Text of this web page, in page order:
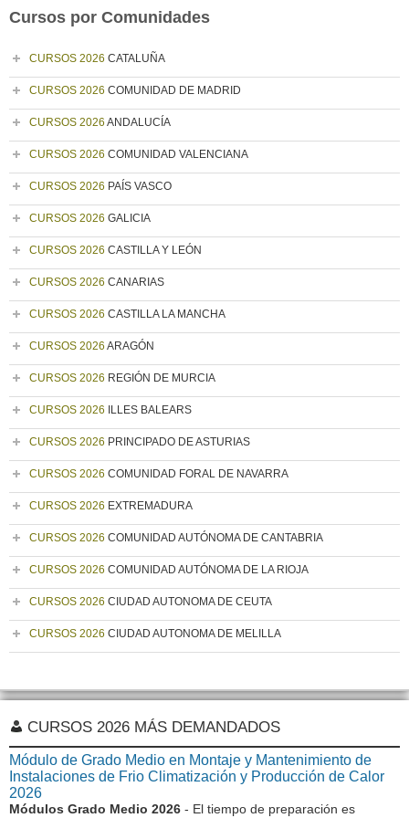
Cursos por Comunidades
CURSOS 2026 CATALUÑA
CURSOS 2026 COMUNIDAD DE MADRID
CURSOS 2026 ANDALUCÍA
CURSOS 2026 COMUNIDAD VALENCIANA
CURSOS 2026 PAÍS VASCO
CURSOS 2026 GALICIA
CURSOS 2026 CASTILLA Y LEÓN
CURSOS 2026 CANARIAS
CURSOS 2026 CASTILLA LA MANCHA
CURSOS 2026 ARAGÓN
CURSOS 2026 REGIÓN DE MURCIA
CURSOS 2026 ILLES BALEARS
CURSOS 2026 PRINCIPADO DE ASTURIAS
CURSOS 2026 COMUNIDAD FORAL DE NAVARRA
CURSOS 2026 EXTREMADURA
CURSOS 2026 COMUNIDAD AUTÓNOMA DE CANTABRIA
CURSOS 2026 COMUNIDAD AUTÓNOMA DE LA RIOJA
CURSOS 2026 CIUDAD AUTONOMA DE CEUTA
CURSOS 2026 CIUDAD AUTONOMA DE MELILLA
CURSOS 2026 MÁS DEMANDADOS
Módulo de Grado Medio en Montaje y Mantenimiento de
Instalaciones de Frio Climatización y Producción de Calor
2026
Módulos Grado Medio 2026 - El tiempo de preparación es